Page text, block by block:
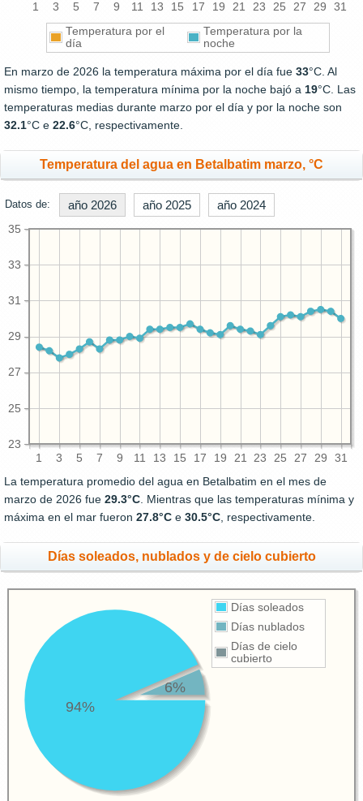
1 3 5 7 9 11 13 15 17 19 21 23 25 27 29 31
Temperatura por el
día
Temperatura por la
noche
En marzo de 2026 la temperatura máxima por el día fue 33°C. Al
mismo tiempo, la temperatura mínima por la noche bajó a 19°C. Las
temperaturas medias durante marzo por el día y por la noche son
32.1°C e 22.6°C, respectivamente.
Temperatura del agua en Betalbatim marzo, °C
Datos de: año 2026 año 2025 año 2024
1 3 5 7 9 11 13 15 17 19 21 23 25 27 29 31
23
25
27
29
31
33
35
La temperatura promedio del agua en Betalbatim en el mes de
marzo de 2026 fue 29.3°C. Mientras que las temperaturas mínima y
máxima en el mar fueron 27.8°C e 30.5°C, respectivamente.
Días soleados, nublados y de cielo cubierto
Días soleados
Días nublados
Días de cielo
cubierto
94%
6%